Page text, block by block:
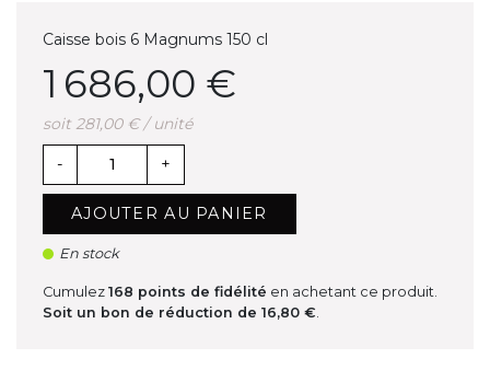
Caisse bois 6 Magnums 150 cl
1 686,00 €
soit 281,00 € / unité
- +
AJOUTER AU PANIER
En stock
Cumulez 168 points de fidélité en achetant ce produit.
Soit un bon de réduction de 16,80 €.